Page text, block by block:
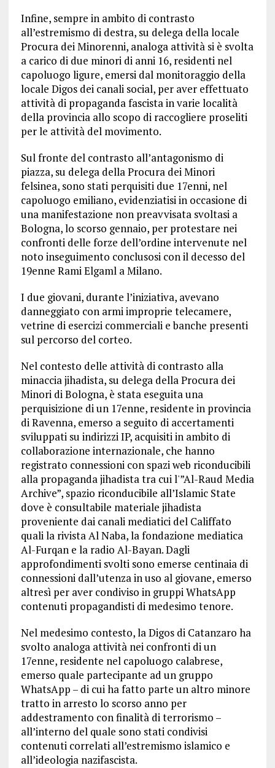
Infine, sempre in ambito di contrasto
all’estremismo di destra, su delega della locale
Procura dei Minorenni, analoga attività si è svolta
a carico di due minori di anni 16, residenti nel
capoluogo ligure, emersi dal monitoraggio della
locale Digos dei canali social, per aver effettuato
attività di propaganda fascista in varie località
della provincia allo scopo di raccogliere proseliti
per le attività del movimento.
Sul fronte del contrasto all’antagonismo di
piazza, su delega della Procura dei Minori
felsinea, sono stati perquisiti due 17enni, nel
capoluogo emiliano, evidenziatisi in occasione di
una manifestazione non preavvisata svoltasi a
Bologna, lo scorso gennaio, per protestare nei
confronti delle forze dell’ordine intervenute nel
noto inseguimento conclusosi con il decesso del
19enne Rami Elgaml a Milano.
I due giovani, durante l’iniziativa, avevano
danneggiato con armi improprie telecamere,
vetrine di esercizi commerciali e banche presenti
sul percorso del corteo.
Nel contesto delle attività di contrasto alla
minaccia jihadista, su delega della Procura dei
Minori di Bologna, è stata eseguita una
perquisizione di un 17enne, residente in provincia
di Ravenna, emerso a seguito di accertamenti
sviluppati su indirizzi IP, acquisiti in ambito di
collaborazione internazionale, che hanno
registrato connessioni con spazi web riconducibili
alla propaganda jihadista tra cui l'”Al-Raud Media
Archive”, spazio riconducibile all’Islamic State
dove è consultabile materiale jihadista
proveniente dai canali mediatici del Califfato
quali la rivista Al Naba, la fondazione mediatica
Al-Furqan e la radio Al-Bayan. Dagli
approfondimenti svolti sono emerse centinaia di
connessioni dall’utenza in uso al giovane, emerso
altresì per aver condiviso in gruppi WhatsApp
contenuti propagandisti di medesimo tenore.
Nel medesimo contesto, la Digos di Catanzaro ha
svolto analoga attività nei confronti di un
17enne, residente nel capoluogo calabrese,
emerso quale partecipante ad un gruppo
WhatsApp – di cui ha fatto parte un altro minore
tratto in arresto lo scorso anno per
addestramento con finalità di terrorismo –
all’interno del quale sono stati condivisi
contenuti correlati all’estremismo islamico e
all’ideologia nazifascista.